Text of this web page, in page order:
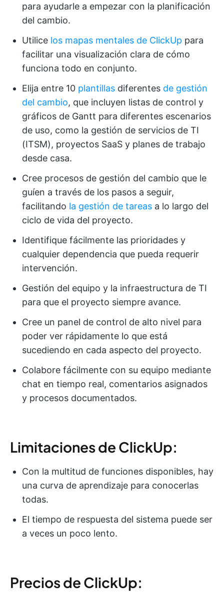
para ayudarle a empezar con la planificación
del cambio.
Utilice los mapas mentales de ClickUp para
facilitar una visualización clara de cómo
funciona todo en conjunto.
Elija entre 10 plantillas diferentes de gestión
del cambio, que incluyen listas de control y
gráficos de Gantt para diferentes escenarios
de uso, como la gestión de servicios de TI
(ITSM), proyectos SaaS y planes de trabajo
desde casa.
Cree procesos de gestión del cambio que le
guíen a través de los pasos a seguir,
facilitando la gestión de tareas a lo largo del
ciclo de vida del proyecto.
Identifique fácilmente las prioridades y
cualquier dependencia que pueda requerir
intervención.
Gestión del equipo y la infraestructura de TI
para que el proyecto siempre avance.
Cree un panel de control de alto nivel para
poder ver rápidamente lo que está
sucediendo en cada aspecto del proyecto.
Colabore fácilmente con su equipo mediante
chat en tiempo real, comentarios asignados
y procesos documentados.
Limitaciones de ClickUp:
Con la multitud de funciones disponibles, hay
una curva de aprendizaje para conocerlas
todas.
El tiempo de respuesta del sistema puede ser
a veces un poco lento.
Precios de ClickUp: